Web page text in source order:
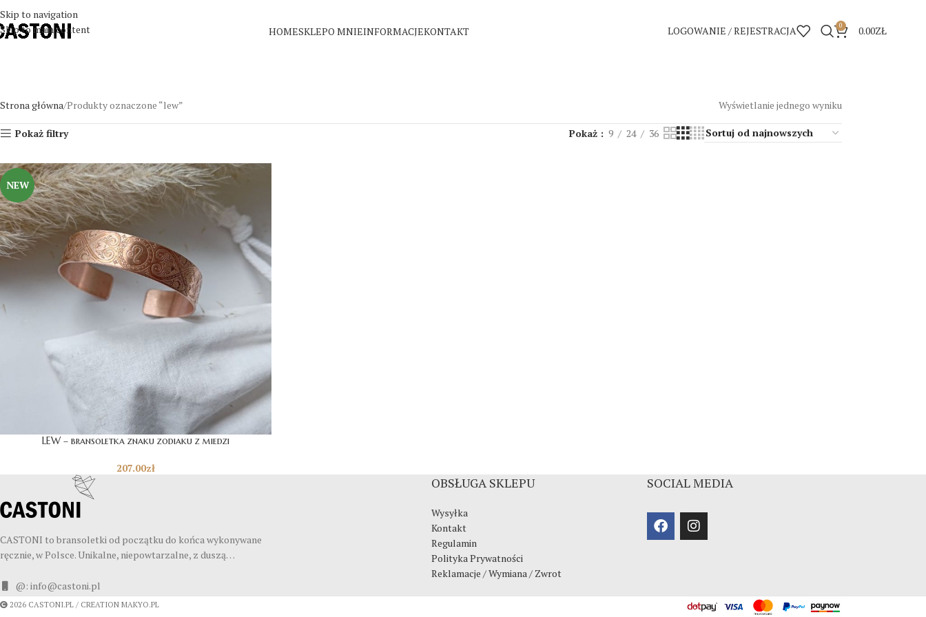
Skip to navigation
Skip to main content
HOMESKLEPO MNIEINFORMACJEKONTAKT LOGOWANIE / REJESTRACJA 0 0.00ZŁ
Strona główna Produkty oznaczone “lew” Wyświetlanie jednego wyniku
Pokaż filtry Pokaż 9 24 36
NEW
LEW – bransoletka znaku zodiaku z miedzi
207.00zł
CASTONI to bransoletki od początku do końca wykonywane
ręcznie, w Polsce. Unikalne, niepowtarzalne, z duszą…
@: info@castoni.pl
OBSŁUGA SKLEPU
Wysyłka
Kontakt
Regulamin
Polityka Prywatności
Reklamacje / Wymiana / Zwrot
SOCIAL MEDIA
2026 CASTONI.PL / CREATION MAKYO.PL